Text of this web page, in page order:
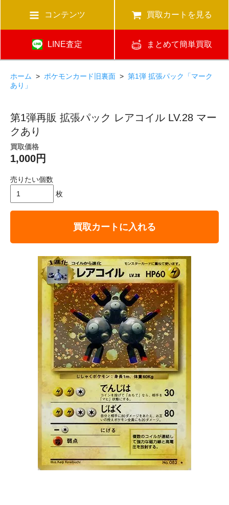
コンテンツ 買取カートを見る
LINE査定 まとめて簡単買取
ホーム > ポケモンカード旧裏面 > 第1弾 拡張パック「マーク
あり」
第1弾再販 拡張パック レアコイル LV.28 マー
クあり
買取価格
1,000円
売りたい個数
枚
買取カートに入れる